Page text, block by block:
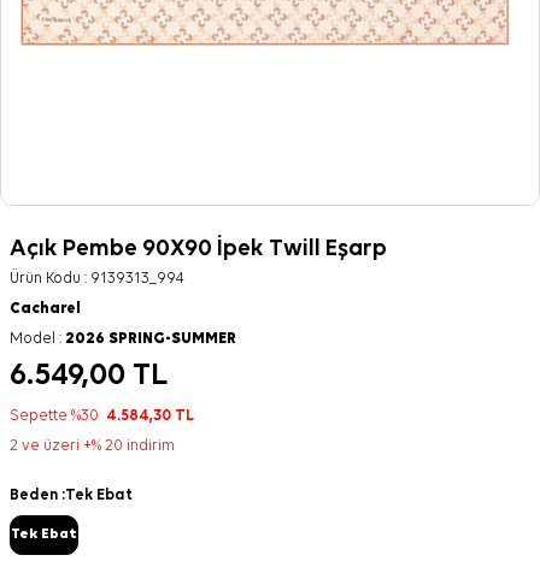
Açık Pembe 90X90 İpek Twill Eşarp
Ürün Kodu : 9139313_994
Cacharel
Model : 2026 SPRING-SUMMER
6.549,00 TL
Sepette %30 4.584,30 TL
2 ve üzeri +% 20 indirim
Beden :Tek Ebat
Tek Ebat